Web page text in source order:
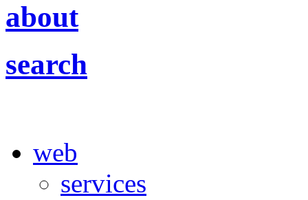
about
search
web
services